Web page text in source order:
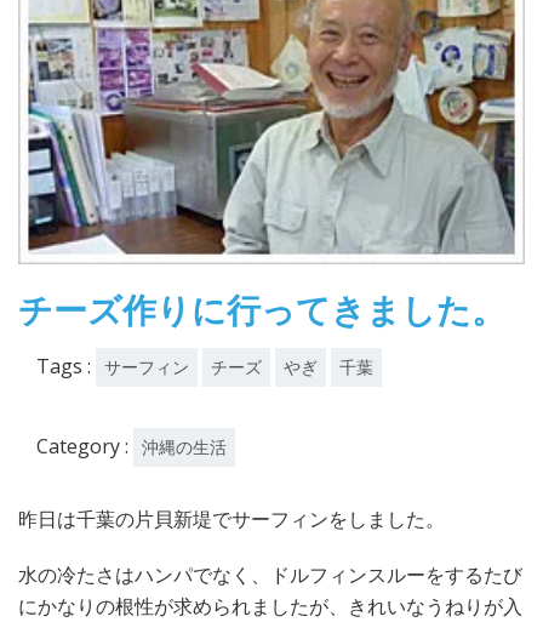
チーズ作りに行ってきました。
Tags : サーフィン チーズ やぎ 千葉
Category : 沖縄の生活
昨日は千葉の片貝新堤でサーフィンをしました。
水の冷たさはハンパでなく、ドルフィンスルーをするたび
にかなりの根性が求められましたが、きれいなうねりが入